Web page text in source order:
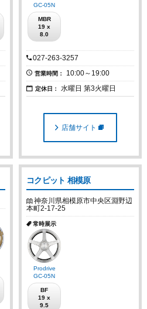
GC-05N
MBR
19 x
8.0
027-263-3257
営業時間： 10:00～19:00
定休日： 水曜日 第3火曜日
店舗サイト
コクピット 相模原
神奈川県相模原市中央区淵野辺
本町2-17-25
常時展示
Prodrive
GC-05N
BF
19 x
9.5